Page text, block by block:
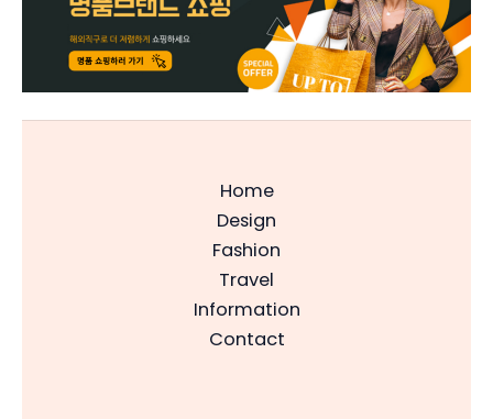
Home
Design
Fashion
Travel
Information
Contact